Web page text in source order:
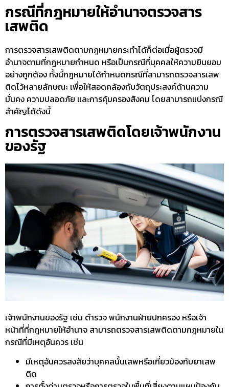
กรณีที่กฎหมายให้อำนาจตรวจสาร
เสพติด
การตรวจสารเสพติดตามกฎหมายกระทำได้ก็ต่อเมื่อผู้ตรวจมี
อำนาจตามที่กฎหมายกำหนด หรือเป็นกรณีที่บุคคลให้ความยินยอม
อย่างถูกต้อง ทั้งนี้กฎหมายได้กำหนดกรณีที่สามารถตรวจสารเสพ
ติดไว้หลายลักษณะ เพื่อให้สอดคล้องกับวัตถุประสงค์ด้านความ
มั่นคง ความปลอดภัย และการคุ้มครองสังคม โดยสามารถแบ่งกรณี
สำคัญได้ดังนี้
การตรวจสารเสพติดโดยเจ้าพนักงาน
ของรัฐ
เจ้าพนักงานของรัฐ เช่น ตำรวจ พนักงานฝ่ายปกครอง หรือเจ้า
หน้าที่ที่กฎหมายให้อำนาจ สามารถตรวจสารเสพติดตามกฎหมายใน
กรณีที่มีเหตุอันควร เช่น
มีเหตุอันควรสงสัยว่าบุคคลนั้นเสพหรือเกี่ยวข้องกับยาเสพ
ติด